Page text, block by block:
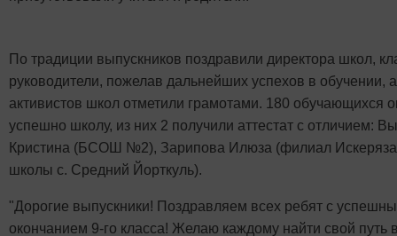
По традиции выпускников поздравили директора школ,
руководители, пожелав дальнейших успехов в обучении,
активистов школ отметили грамотами. 180 обучающихся
успешно школу, из них 2 получили аттестат с отличием:
Кристина (БСОШ №2), Зарипова Илюза (филиал
школы с. Средний Йорткуль).
"Дорогие выпускники! Поздравляем всех ребят с
окончанием 9-го класса! Желаю каждому найти свой путь